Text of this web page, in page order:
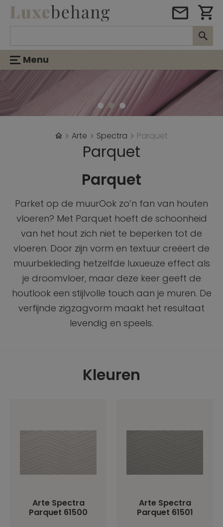
Menu
Arte Spectra Parquet
Parquet
Parquet
Parket op de muurOok zo’n fan van houten
vloeren? Met Parquet hoeft de schoonheid
van het hout zich niet te beperken tot de
vloeren. Door zijn vorm en textuur creëert de
muurbekleding hetzelfde luxueuze effect als
je droomvloer, maar deze keer geeft de
houtlook een stijlvolle touch aan je muren. De
verfijnde zigzagvorm maakt het resultaat
levendig en speels.
Kleuren
Arte Spectra
Parquet 61500
Arte Spectra
Parquet 61501